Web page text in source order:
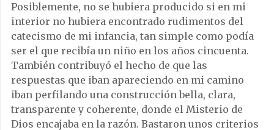
Posiblemente, no se hubiera producido si en mi
interior no hubiera encontrado rudimentos del
catecismo de mi infancia, tan simple como podía
ser el que recibía un niño en los años cincuenta.
También contribuyó el hecho de que las
respuestas que iban apareciendo en mi camino
iban perfilando una construcción bella, clara,
transparente y coherente, donde el Misterio de
Dios encajaba en la razón. Bastaron unos criterios